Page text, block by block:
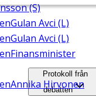
(S)
Gulan Avci (L)
Gulan Avci (L)
Finansminister
Annika Hirvonen
Protokoll från
debatten